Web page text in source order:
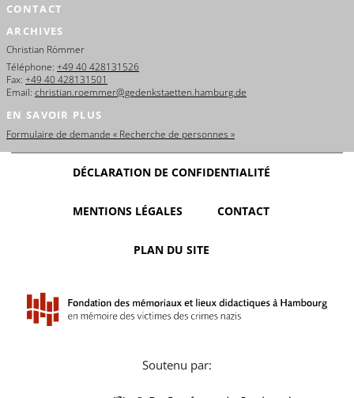
CONTACT
ARCHIVES
Christian Römmer
Téléphone: +49 40 428131526
Fax: +49 40 428131501
Email: christian.roemmer@gedenkstaetten.hamburg.de
EN SAVOIR PLUS
Formulaire de demande « Recherche de personnes »
DÉCLARATION DE CONFIDENTIALITÉ
MENTIONS LÉGALES CONTACT
PLAN DU SITE
Soutenu par: